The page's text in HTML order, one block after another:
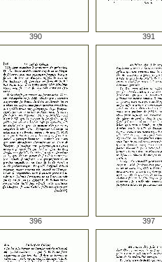
390 391
396 397